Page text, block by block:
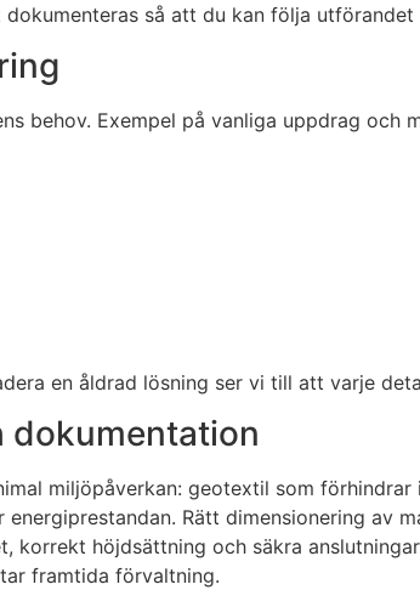
så att du kan följa
behov. Exempel på vanliga uppdrag och
en åldrad lösning ser vi till att varje
dokumentation
miljöpåverkan: geotextil som
Rätt dimensionering av
höjdsättning och säkra
framtida förvaltning.